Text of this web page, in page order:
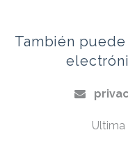
También
Ultima